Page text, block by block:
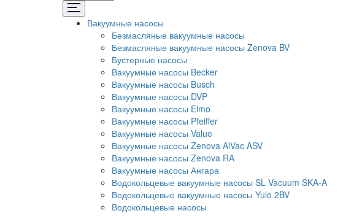
Вакуумные насосы
Безмасляные вакуумные насосы
Безмасляные вакуумные насосы Zenova BV
Бустерные насосы
Вакуумные насосы Becker
Вакуумные насосы Busch
Вакуумные насосы DVP
Вакуумные насосы Elmo
Вакуумные насосы Pfeiffer
Вакуумные насосы Value
Вакуумные насосы Zenova AiVac ASV
Вакуумные насосы Zenova RA
Вакуумные насосы Ангара
Водокольцевые вакуумные насосы SL Vacuum SKA-A
Водокольцевые вакуумные насосы Yulo 2BV
Водокольцевые насосы